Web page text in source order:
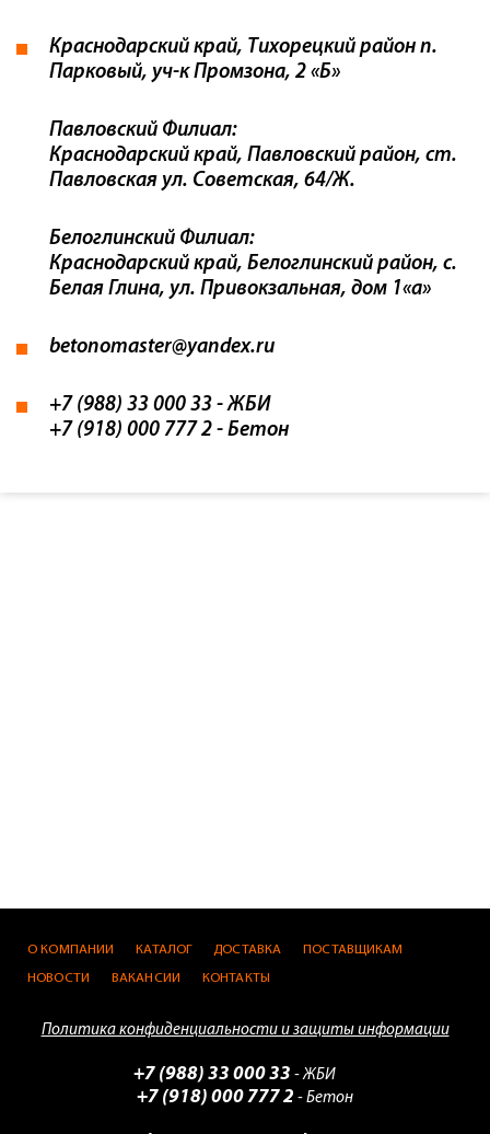
Краснодарский край, Тихорецкий район п.
Парковый, уч-к Промзона, 2 «Б»
Павловский Филиал:
Краснодарский край, Павловский район, ст.
Павловская ул. Советская, 64/Ж.
Белоглинский Филиал:
Краснодарский край, Белоглинский район, с.
Белая Глина, ул. Привокзальная, дом 1«а»
betonomaster@yandex.ru
+7 (988) 33 000 33 - ЖБИ
+7 (918) 000 777 2 - Бетон
О КОМПАНИИ КАТАЛОГ ДОСТАВКА
ПОСТАВЩИКАМ
НОВОСТИ
ВАКАНСИИ КОНТАКТЫ
Политика конфиденциальности и защиты информации
+7 (988) 33 000 33 - ЖБИ
+7 (918) 000 777 2 - Бетон